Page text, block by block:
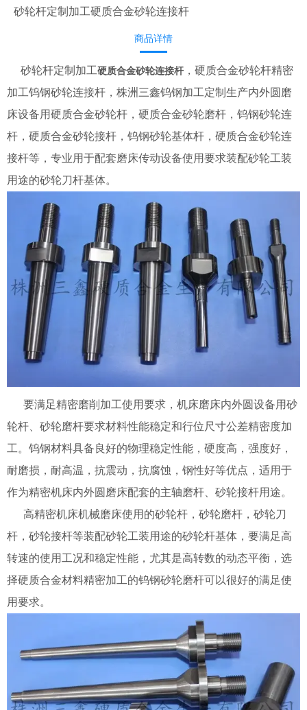
砂轮杆定制加工硬质合金砂轮连接杆
商品详情
砂轮杆定制加工硬质合金砂轮连接杆 ，硬质合金砂轮杆精密
加工钨钢砂轮连接杆，株洲三鑫钨钢加工定制生产内外圆磨
床设备用硬质合金砂轮杆，硬质合金砂轮磨杆，钨钢砂轮连
杆，硬质合金砂轮接杆，钨钢砂轮基体杆，硬质合金砂轮连
接杆等，专业用于配套磨床传动设备使用要求装配砂轮工装
用途的砂轮刀杆基体。
要满足精密磨削加工使用要求，机床磨床内外圆设备用砂
轮杆、砂轮磨杆要求材料性能稳定和行位尺寸公差精密度加
工。钨钢材料具备良好的物理稳定性能，硬度高，强度好，
耐磨损，耐高温，抗震动，抗腐蚀，钢性好等优点，适用于
作为精密机床内外圆磨床配套的主轴磨杆、砂轮接杆用途。
高精密机床机械磨床使用的砂轮杆，砂轮磨杆，砂轮刀
杆，砂轮接杆等装配砂轮工装用途的砂轮杆基体，要满足高
转速的使用工况和稳定性能，尤其是高转数的动态平衡，选
择硬质合金材料精密加工的钨钢砂轮磨杆可以很好的满足使
用要求。